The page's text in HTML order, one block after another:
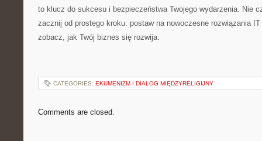
to klucz do sukcesu i bezpieczeństwa Twojego wydarzenia. Nie
zacznij od prostego kroku: postaw na nowoczesne rozwiązania
zobacz, jak Twój biznes się rozwija.
CATEGORIES: EKUMENIZM I DIALOG MIĘDZYRELIGIJNY
Comments are closed.